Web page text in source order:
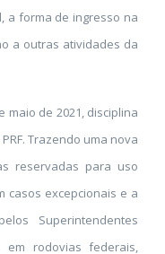
a forma de ingresso na
a outras atividades da
maio de 2021, disciplina
Trazendo uma nova
reservadas para uso
casos excepcionais e a
Superintendentes
em rodovias federais,